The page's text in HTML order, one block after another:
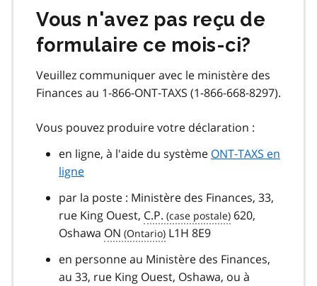
Vous n'avez pas reçu de
formulaire ce mois‑ci?
Veuillez communiquer avec le ministère des
Finances au 1-866-ONT‑TAXS (1-866-668‑8297).
Vous pouvez produire votre déclaration :
en ligne, à l'aide du système ONT‑TAXS en
ligne
par la poste : Ministère des Finances, 33,
rue King Ouest, C.P.
620,
Oshawa ON
L1H 8E9
en personne au Ministère des Finances,
au 33, rue King Ouest, Oshawa, ou à